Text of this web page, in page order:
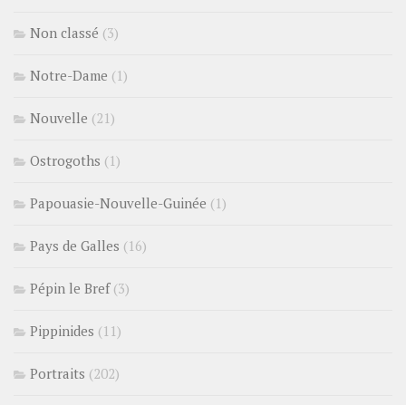
Non classé (3)
Notre-Dame (1)
Nouvelle (21)
Ostrogoths (1)
Papouasie-Nouvelle-Guinée (1)
Pays de Galles (16)
Pépin le Bref(3)
Pippinides (11)
Portraits (202)